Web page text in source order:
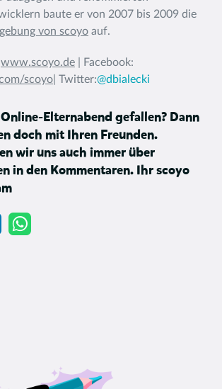
baute er von 2007 bis 2009 die
von scoyo auf.
www.scoyo.de | Facebook:
scoyo | Twitter:@dbialecki
Elternabend gefallen? Dann
doch mit Ihren Freunden.
wir uns auch immer über
in den Kommentaren. Ihr scoyo